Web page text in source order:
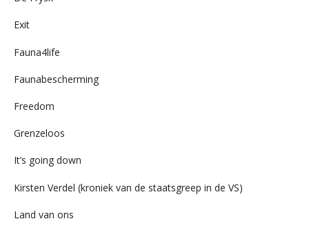
Exit
Fauna4life
Faunabescherming
Freedom
Grenzeloos
It’s going down
Kirsten Verdel (kroniek van de staatsgreep in de VS)
Land van ons